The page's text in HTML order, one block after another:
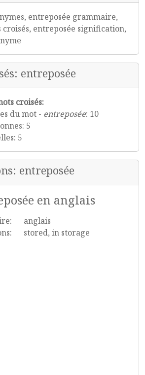
entreposée grammaire,
croisés, entreposée signification,
entreposée
croisés:
du mot - entreposée: 10
5
5
entreposée
en anglais
anglais
stored, in storage